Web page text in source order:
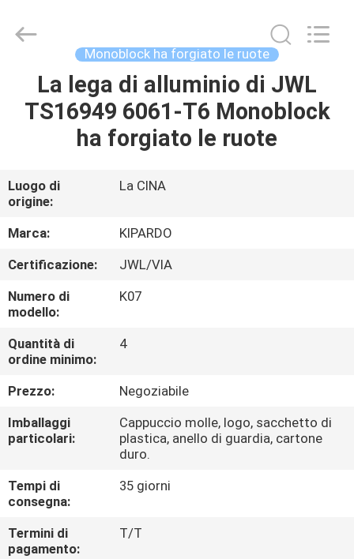
CASA
PRODOTTI
CIRCA
NOI
GIRO
DELLA
FABBRICA
CONTROLLO
DI
QUALITÀ
UNA
Rimax
Industry
Monoblock ha forgiato le ruote
La lega di alluminio di JWL
TS16949 6061-T6 Monoblock
ha forgiato le ruote
Luogo di
origine:
La CINA
Marca:
KIPARDO
Certificazione:
JWL/VIA
Numero di
modello:
K07
Quantità di
ordine minimo:
4
Prezzo:
Negoziabile
Imballaggi
particolari:
Cappuccio molle, logo, sacchetto di
plastica, anello di guardia, cartone
duro.
Tempi di
consegna:
35 giorni
Termini di
pagamento:
T/T